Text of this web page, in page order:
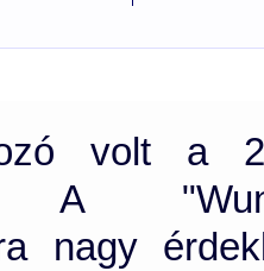
volt a 2.
A
nagy